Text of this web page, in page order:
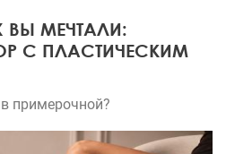
ВЫ МЕЧТАЛИ:
С ПЛАСТИЧЕСКИМ
примерочной?